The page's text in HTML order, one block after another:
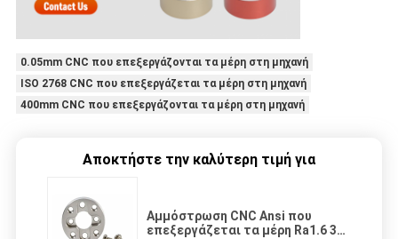
0.05mm CNC που επεξεργάζονται τα μέρη στη μηχανή
ISO 2768 CNC που επεξεργάζεται τα μέρη στη μηχανή
400mm CNC που επεξεργάζονται τα μέρη στη μηχανή
Αποκτήστε την καλύτερη τιμή για
Αμμόστρωση CNC Ansi που
επεξεργάζεται τα μέρη Ra1.6 3